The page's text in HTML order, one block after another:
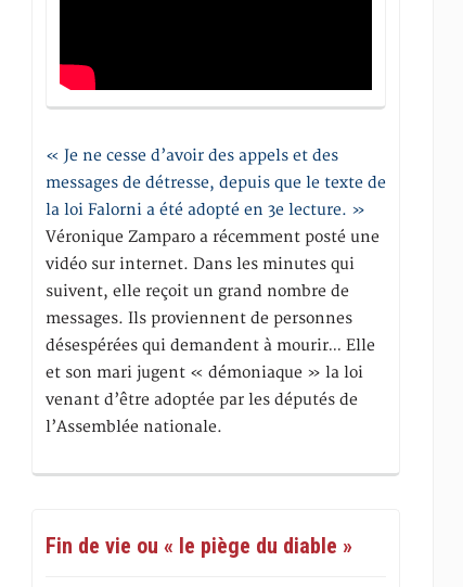
« Je ne cesse d’avoir des appels et des
messages de détresse, depuis que le texte de
la loi Falorni a été adopté en 3e lecture. »
Véronique Zamparo a récemment posté une
vidéo sur internet. Dans les minutes qui
suivent, elle reçoit un grand nombre de
messages. Ils proviennent de personnes
désespérées qui demandent à mourir… Elle
et son mari jugent « démoniaque » la loi
venant d’être adoptée par les députés de
l’Assemblée nationale.
Fin de vie ou « le piège du diable »